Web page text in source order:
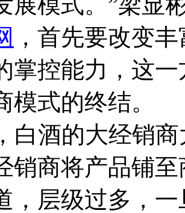
，首先要改变
掌控能力，这
模式的终结。
酒的大经销商
销商将产品铺
，层级过多，